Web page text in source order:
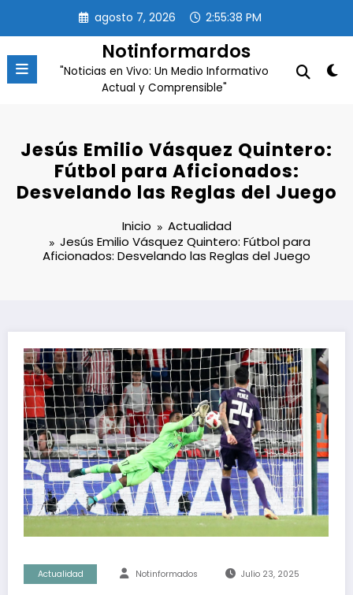
contenido
agosto 7, 2026 2:55:39 PM
Notinformardos
"Noticias en Vivo: Un Medio Informativo
Actual y Comprensible"
Jesús Emilio Vásquez Quintero:
Fútbol para Aficionados:
Desvelando las Reglas del Juego
Inicio
Actualidad
Jesús Emilio Vásquez Quintero: Fútbol para
Aficionados: Desvelando las Reglas del Juego
Actualidad Notinformados Julio 23, 2025